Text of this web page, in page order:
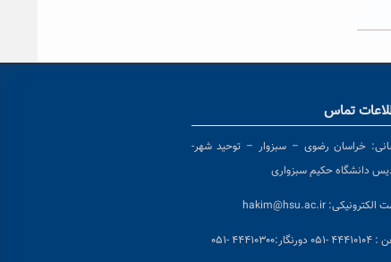
تماس
خراسان رضوی – سبزوار – توحید شهر-
دانشگاه حکیم سبزواری
الکترونیکی: hakim@hsu.ac.ir
-۰۵۱ دورنگار:۴۴۴۱۰۳۰۰ -۰۵۱